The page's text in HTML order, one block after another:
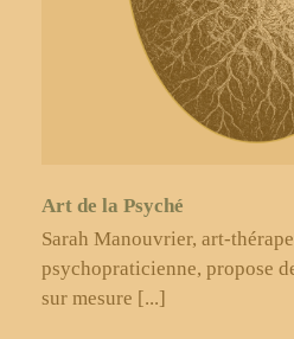
Art de la Psyché
Sarah Manouvrier, art-
psychopraticienne, propose
sur mesure [...]